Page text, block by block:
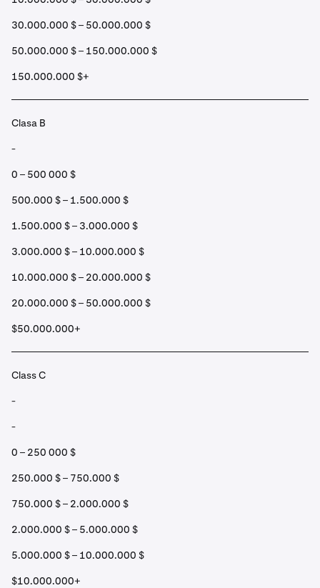
30.000.000 $ – 50.000.000 $
50.000.000 $ – 150.000.000 $
150.000.000 $+
Clasa B
-
0 – 500 000 $
500.000 $ – 1.500.000 $
1.500.000 $ – 3.000.000 $
3.000.000 $ – 10.000.000 $
10.000.000 $ – 20.000.000 $
20.000.000 $ – 50.000.000 $
$50.000.000+
Class C
-
-
0 – 250 000 $
250.000 $ – 750.000 $
750.000 $ – 2.000.000 $
2.000.000 $ – 5.000.000 $
5.000.000 $ – 10.000.000 $
$10.000.000+